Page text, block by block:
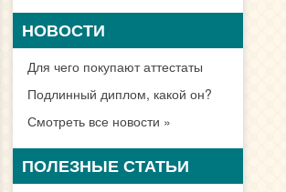
НОВОСТИ
Для чего покупают аттестаты
Подлинный диплом, какой он?
Смотреть все новости »
ПОЛЕЗНЫЕ СТАТЬИ